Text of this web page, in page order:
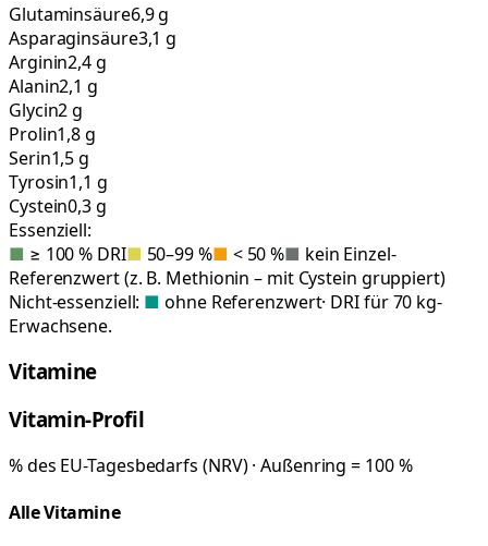
Glutaminsäure6,9 g
Asparaginsäure3,1 g
Arginin2,4 g
Alanin2,1 g
Glycin2 g
Prolin1,8 g
Serin1,5 g
Tyrosin1,1 g
Cystein0,3 g
Essenziell:
■ ≥ 100 % DRI■ 50–99 %■ < 50 %■ kein Einzel-
Referenzwert (z. B. Methionin – mit Cystein gruppiert)
Nicht-essenziell: ■ ohne Referenzwert· DRI für 70 kg-
Erwachsene.
Vitamine
Vitamin-Profil
% des EU-Tagesbedarfs (NRV) · Außenring = 100 %
Alle Vitamine